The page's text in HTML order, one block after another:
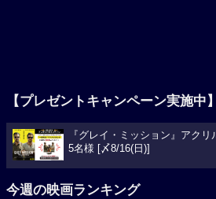
【プレゼントキャンペーン実施中】
『グレイ・ミッション』アクリ
5名様 [〆8/16(日)]
今週の映画ランキング